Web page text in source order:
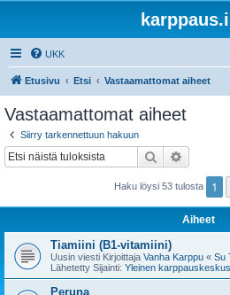
UKK
Etusivu Etsi Vastaamattomat aiheet
Vastaamattomat aiheet
Siirry tarkennettuun hakuun
Etsi
Haku löysi 53 tulosta 1
Aiheet
Tiamiini (B1-vitamiini)
Uusin viesti Kirjoittaja Vanha Karppu « Su
Lähetetty Sijainti: Yleinen
Peruna